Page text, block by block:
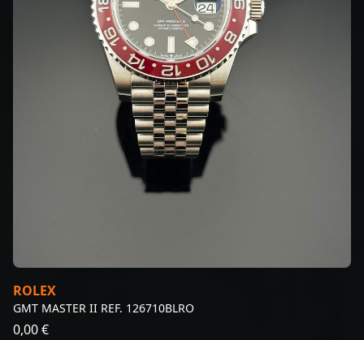
ROLEX
GMT MASTER II REF. 126710BLRO
0,00 €